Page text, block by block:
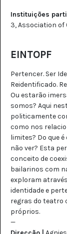
Instituições
3,Association of
EINTOPF
Pertencer. Ser
Reidentificado.
Ou estarão
somos? Aqui
politicamente
como nos
limites? Do que
não ver? Esta
conceito de
bailarinos com
exploram
identidade e
regras do teatro
próprios.
—